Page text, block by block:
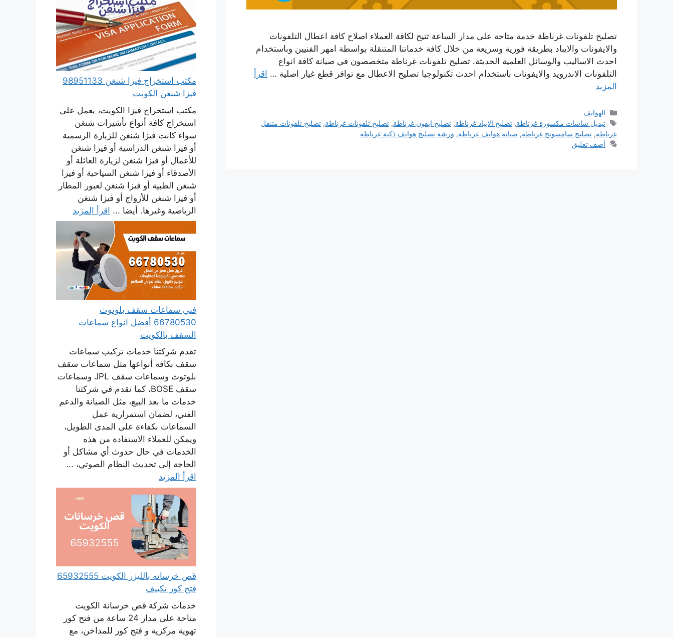
تصليح تلفونات غرناطة خدمة متاحة على مدار الساعة تتيح لكافة العملاء اصلاح كافة اعطال التلفونات
والايفونات والايباد بطريقة فورية وسريعة من خلال كافة خدماتنا المتنقلة بواسطة امهر الفنيين وباستخدام
احدث الاساليب والوسائل العلمية الحديثة. تصليح تلفونات غرناطة متخصصون في صيانة كافة انواع
التلفونات الاندرويد والايفونات باستخدام احدث تكنولوجيا تصليح الاعطال مع توافر قطع غيار اصلية … اقرأ
المزيد
التصنيفات
الهواتف
الوسوم
تبديل شاشات مكسورة غرناطة,تصليح الايباد غرناطة,تصليح ايفون غرناطة,تصليح تلفونات غرناطة,تصليح تلفونات متنقل
غرناطة, تصليح سامسونج غرناطة, صيانة هواتف غرناطة, ورشة تصليح هواتف ذكية غرناطة
أضف تعليق
مكتب استخراج فيزا شنغن 98951133
فيزا شنغن الكويت
مكتب استخراج فيزا الكويت، يعمل على
استخراج كافة أنواع تأشيرات شنغن
سواء كانت فيزا شنغن للزيارة الرسمية
أو فيزا شنغن الدراسية أو فيزا شنغن
للأعمال أو فيزا شنغن لزيارة العائلة أو
الأصدقاء أو فيزا شنغن السياحية أو فيزا
شنغن الطبية أو فيزا شنغن لعبور المطار
أو فيزا شنغن للأزواج أو فيزا شنغن
الرياضية وغيرها. أيضا ... اقرأ المزيد
فني سماعات سقف بلوتوث
66780530 أفضل انواع سماعات
السقف بالكويت
تقدم شركتنا خدمات تركيب سماعات
سقف بكافة أنواعها مثل سماعات سقف
بلوتوث وسماعات سقف JPL وسماعات
سقف BOSE، كما نقدم في شركتنا
خدمات ما بعد البيع، مثل الصيانة والدعم
الفني، لضمان استمرارية عمل
السماعات بكفاءة على المدى الطويل،
ويمكن للعملاء الاستفادة من هذه
الخدمات في حال حدوث أي مشاكل أو
الحاجة إلى تحديث النظام الصوتي، ...
اقرأ المزيد
قص خرسانه بالليزر الكويت 65932555
فتح كور تكييف
خدمات شركة قص خرسانة الكويت
متاحة على مدار 24 ساعة من فتح كور
تهوية مركزية و فتح كور للمداخن، مع